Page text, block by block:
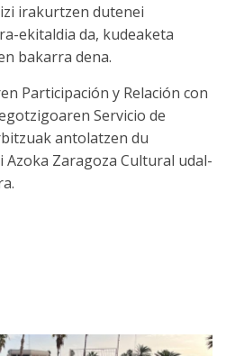
irakurtzen dutenei
ekitaldia da, kudeaketa
bakarra dena.
Participación y Relación con
Servicio de
antolatzen du
Azoka Zaragoza Cultural udal-